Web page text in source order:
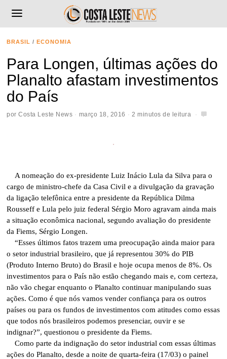
BRASIL / ECONOMIA
Para Longen, últimas ações do
Planalto afastam investimentos
do País
porCosta Leste News março 18, 2016 2 minutos de leitura
A nomeação do ex-presidente Luiz Inácio Lula da Silva para o
cargo de ministro-chefe da Casa Civil e a divulgação da gravação
da ligação telefônica entre a presidente da República Dilma
Rousseff e Lula pelo juiz federal Sérgio Moro agravam ainda mais
a situação econômica nacional, segundo avaliação do presidente
da Fiems, Sérgio Longen.
“Esses últimos fatos trazem uma preocupação ainda maior para
o setor industrial brasileiro, que já representou 30% do PIB
(Produto Interno Bruto) do Brasil e hoje ocupa menos de 8%. Os
investimentos para o País não estão chegando mais e, com certeza,
não vão chegar enquanto o Planalto continuar manipulando suas
ações. Como é que nós vamos vender confiança para os outros
países ou para os fundos de investimentos com atitudes como essas
que todos nós brasileiros podemos presenciar, ouvir e se
indignar?”, questionou o presidente da Fiems.
Como parte da indignação do setor industrial com essas últimas
ações do Planalto, desde a noite de quarta-feira (17/03) o painel